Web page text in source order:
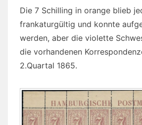
Die 7 Schilling in orange blieb
frankaturgültig und konnte
werden, aber die violette
die vorhandenen
2.Quartal 1865.